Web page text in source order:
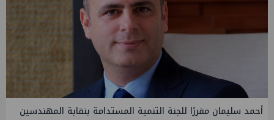
PMS تنهي أعمال إنزال الخطوط البحرية الثلاث بمشروع المرحلة